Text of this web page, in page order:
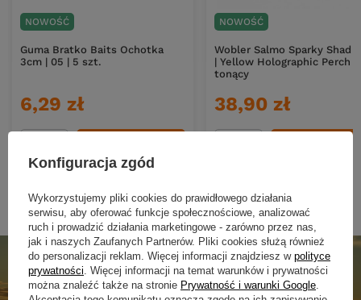
NOWOŚĆ
Guma Bratko Baits Ochotka
3cm | 05 | 5 szt.
6,29 zł
NOWOŚĆ
Wobler Salmo Sparky Shad
| Yellow Holographic Perch |
tonący
38,90 zł
Konfiguracja zgód
Wykorzystujemy pliki cookies do prawidłowego działania
serwisu, aby oferować funkcje społecznościowe, analizować
ruch i prowadzić działania marketingowe - zarówno przez nas,
jak i naszych Zaufanych Partnerów. Pliki cookies służą również
do personalizacji reklam. Więcej informacji znajdziesz w polityce
prywatności . Więcej informacji na temat warunków i prywatności
można znaleźć także na stronie Prywatność i warunki Google